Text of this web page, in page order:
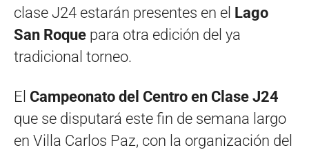
clase J24 estarán presentes en el Lago
San Roque para otra edición del ya
tradicional torneo.
El Campeonato del Centro en Clase J24
que se disputará este fin de semana largo
en Villa Carlos Paz, con la organización del